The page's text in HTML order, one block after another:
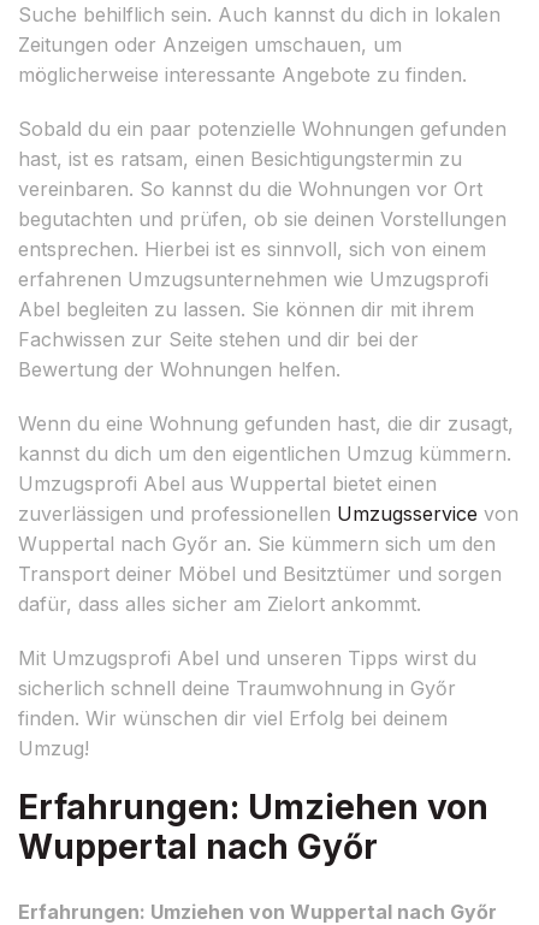
Suche behilflich sein. Auch kannst du dich in lokalen
Zeitungen oder Anzeigen umschauen, um
möglicherweise interessante Angebote zu finden.
Sobald du ein paar potenzielle Wohnungen gefunden
hast, ist es ratsam, einen Besichtigungstermin zu
vereinbaren. So kannst du die Wohnungen vor Ort
begutachten und prüfen, ob sie deinen Vorstellungen
entsprechen. Hierbei ist es sinnvoll, sich von einem
erfahrenen Umzugsunternehmen wie Umzugsprofi
Abel begleiten zu lassen. Sie können dir mit ihrem
Fachwissen zur Seite stehen und dir bei der
Bewertung der Wohnungen helfen.
Wenn du eine Wohnung gefunden hast, die dir zusagt,
kannst du dich um den eigentlichen Umzug kümmern.
Umzugsprofi Abel aus Wuppertal bietet einen
zuverlässigen und professionellen Umzugsservice von
Wuppertal nach Győr an. Sie kümmern sich um den
Transport deiner Möbel und Besitztümer und sorgen
dafür, dass alles sicher am Zielort ankommt.
Mit Umzugsprofi Abel und unseren Tipps wirst du
sicherlich schnell deine Traumwohnung in Győr
finden. Wir wünschen dir viel Erfolg bei deinem
Umzug!
Erfahrungen: Umziehen von
Wuppertal nach Győr
Erfahrungen: Umziehen von Wuppertal nach Győr